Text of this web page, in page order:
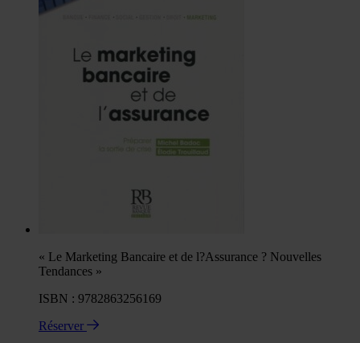
« Le Marketing Bancaire et de l?Assurance ? Nouvelles
Tendances »
ISBN : 9782863256169
Réserver